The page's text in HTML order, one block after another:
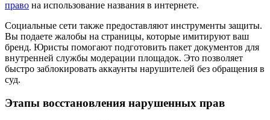
право на использование названия в интернете.
Социальные сети также предоставляют инструменты защиты.
Вы подаете жалобы на страницы, которые имитируют ваш
бренд. Юристы помогают подготовить пакет документов для
внутренней службы модерации площадок. Это позволяет
быстро заблокировать аккаунты нарушителей без обращения в
суд.
Этапы восстановления нарушенных прав